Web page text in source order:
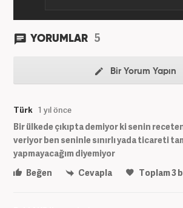
YORUMLAR 5
Bir Yorum Yapın
Türk 1 yıl önce
Bir ülkede çıkıpta demiyor ki senin
veriyor ben seninle sınırlı yada ticareti
yapmayacağım diyemiyor
Beğen
Cevapla Toplam3